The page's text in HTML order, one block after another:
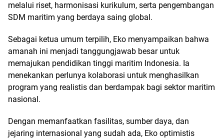
melalui riset, harmonisasi kurikulum, serta pengembangan
SDM maritim yang berdaya saing global.
Sebagai ketua umum terpilih, Eko menyampaikan bahwa
amanah ini menjadi tanggungjawab besar untuk
memajukan pendidikan tinggi maritim Indonesia. Ia
menekankan perlunya kolaborasi untuk menghasilkan
program yang realistis dan berdampak bagi sektor maritim
nasional.
Dengan memanfaatkan fasilitas, sumber daya, dan
jejaring internasional yang sudah ada, Eko optimistis